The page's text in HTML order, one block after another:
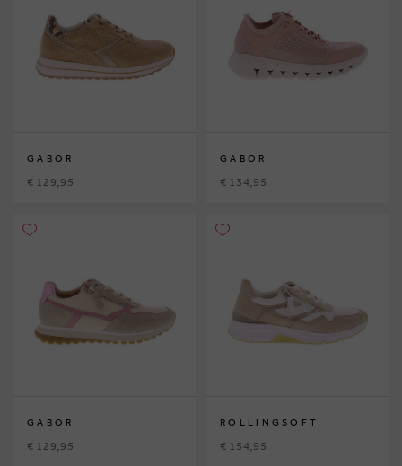
GABOR
€ 129,95
GABOR
€ 134,95
GABOR
€ 129,95
ROLLINGSOFT
€ 154,95